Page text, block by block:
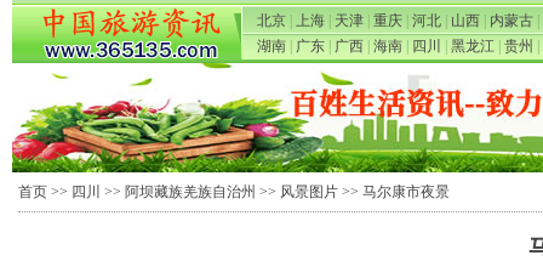
北京 上海 天津 重庆 河北 山西 内蒙古
湖南
广东 广西 海南 四川 黑龙江 贵州
首页 >> 四川 >> 阿坝藏族羌族自治州 >> 风景图片 >> 马尔康市夜景